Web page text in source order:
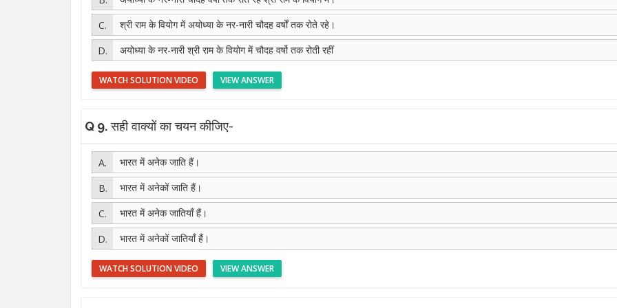
श्री राम के वियोग में अयोध्या के नर-नारी चौदह वर्षों तक रोते रहे।
अयोध्या के नर-नारी श्री राम के वियोग में चौदह वर्षो तक रोती रहीं
VIEW ANSWER
WATCH SOLUTION VIDEO
Q 9.सही वाक्यों का चयन कीजिए-
भारत में अनेक जाति हैं।
भारत में अनेकों जाति हैं।
भारत में अनेक जातियाँ हैं।
भारत में अनेकों जातियाँ हैं।
VIEW ANSWER
WATCH SOLUTION VIDEO